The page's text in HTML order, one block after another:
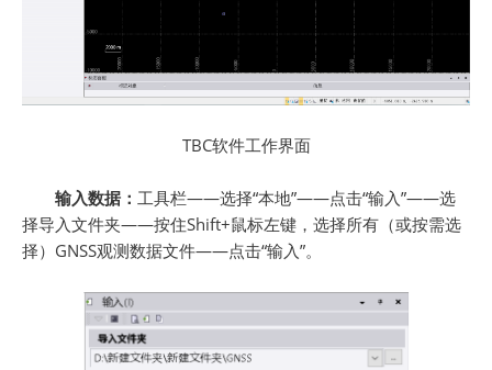
TBC软件工作界面
输入数据： 工具栏——选择“本地”——点击“输入”——选
择导入文件夹——按住Shift+鼠标左键，选择所有（或按需选
择）GNSS观测数据文件——点击“输入”。